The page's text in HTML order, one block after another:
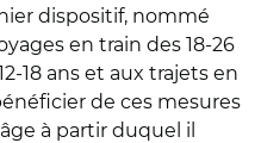
dispositif, nommé
en train des 18-26
18 ans et aux trajets en
de ces mesures
à partir duquel il